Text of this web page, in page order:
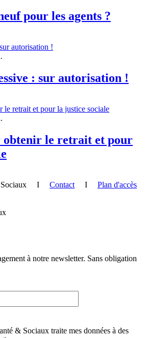
pour les agents ?
: sur autorisation !
obtenir le retrait et pour
Sociaux I Contact I Plan d'accès
à notre newsletter. Sans obligation
& Sociaux traite mes données à des